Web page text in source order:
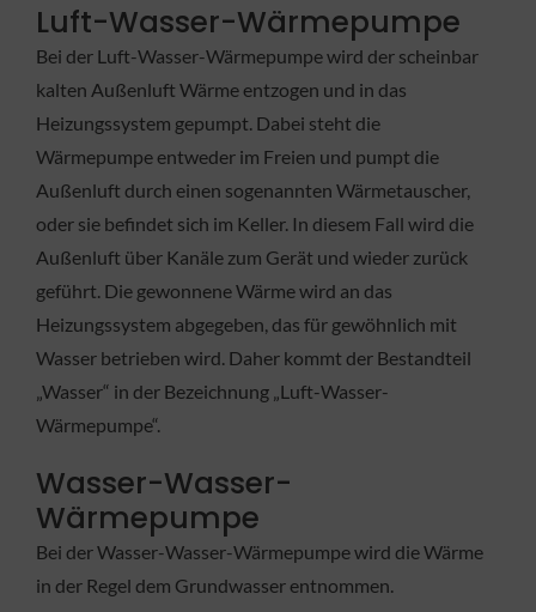
Luft-Wasser-Wärmepumpe
Bei der Luft-Wasser-Wärmepumpe wird der scheinbar
kalten Außenluft Wärme entzogen und in das
Heizungssystem gepumpt. Dabei steht die
Wärmepumpe entweder im Freien und pumpt die
Außenluft durch einen sogenannten Wärmetauscher,
oder sie befindet sich im Keller. In diesem Fall wird die
Außenluft über Kanäle zum Gerät und wieder zurück
geführt. Die gewonnene Wärme wird an das
Heizungssystem abgegeben, das für gewöhnlich mit
Wasser betrieben wird. Daher kommt der Bestandteil
„Wasser“ in der Bezeichnung „Luft-Wasser-
Wärmepumpe“.
Wasser-Wasser-
Wärmepumpe
Bei der Wasser-Wasser-Wärmepumpe wird die Wärme
in der Regel dem Grundwasser entnommen.